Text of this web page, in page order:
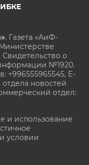
. Газета «АиФ-
о
№1920.
E-
отдела новостей
отдел:
и использование
условии